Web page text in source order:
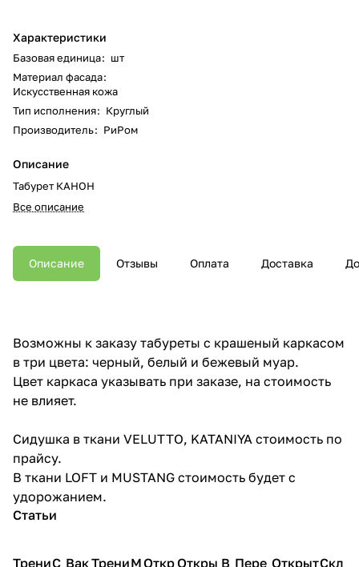
Характеристики
Базовая единица: шт
Материал фасада:
Искусственная кожа
Тип исполнения: Круглый
Производитель: РиРом
Описание
Табурет КАНОН
Все описание
Описание Отзывы Оплата Доставка
Возможны к заказу табуреты с крашеный каркасом
в три цвета: черный, белый и бежевый муар.
Цвет каркаса указывать при заказе, на стоимость
не влияет.
Сидушка в ткани VELUTTO, KATANIYA стоимость по
прайсу.
В ткани LOFT и MUSTANG стоимость будет с
удорожанием.
Статьи
ТрениС ВакТрениМОткрОткры В Пере ОткрытСкл